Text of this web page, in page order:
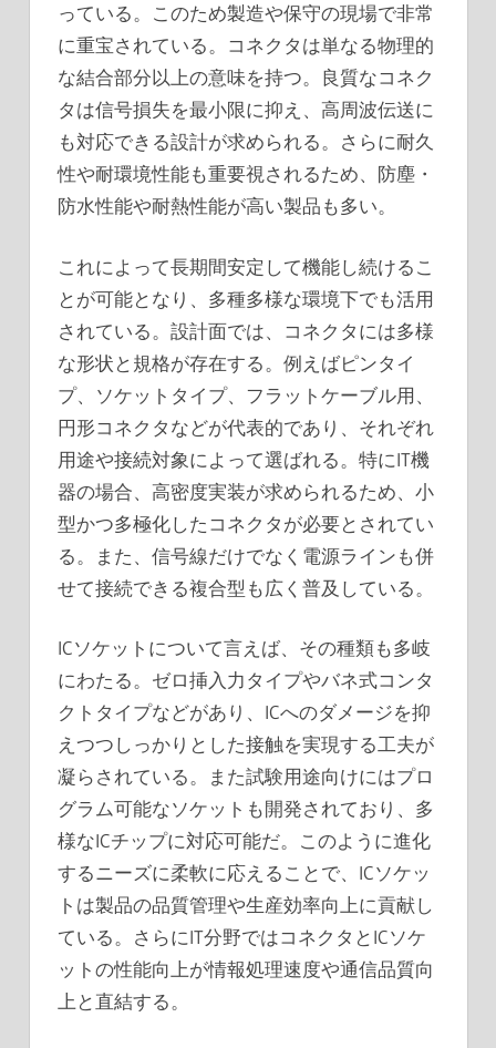
っている。このため製造や保守の現場で非常
に重宝されている。コネクタは単なる物理的
な結合部分以上の意味を持つ。良質なコネク
タは信号損失を最小限に抑え、高周波伝送に
も対応できる設計が求められる。さらに耐久
性や耐環境性能も重要視されるため、防塵・
防水性能や耐熱性能が高い製品も多い。
これによって長期間安定して機能し続けるこ
とが可能となり、多種多様な環境下でも活用
されている。設計面では、コネクタには多様
な形状と規格が存在する。例えばピンタイ
プ、ソケットタイプ、フラットケーブル用、
円形コネクタなどが代表的であり、それぞれ
用途や接続対象によって選ばれる。特にIT機
器の場合、高密度実装が求められるため、小
型かつ多極化したコネクタが必要とされてい
る。また、信号線だけでなく電源ラインも併
せて接続できる複合型も広く普及している。
ICソケットについて言えば、その種類も多岐
にわたる。ゼロ挿入力タイプやバネ式コンタ
クトタイプなどがあり、ICへのダメージを抑
えつつしっかりとした接触を実現する工夫が
凝らされている。また試験用途向けにはプロ
グラム可能なソケットも開発されており、多
様なICチップに対応可能だ。このように進化
するニーズに柔軟に応えることで、ICソケッ
トは製品の品質管理や生産効率向上に貢献し
ている。さらにIT分野ではコネクタとICソケ
ットの性能向上が情報処理速度や通信品質向
上と直結する。